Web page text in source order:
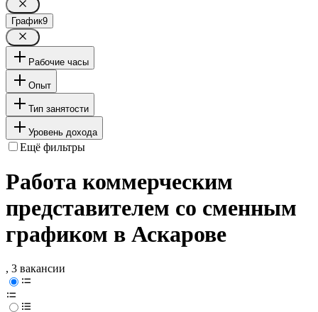
График9
Рабочие часы
Опыт
Тип занятости
Уровень дохода
Ещё фильтры
Работа коммерческим
представителем со сменным
графиком в Аскарове
, 3 вакансии